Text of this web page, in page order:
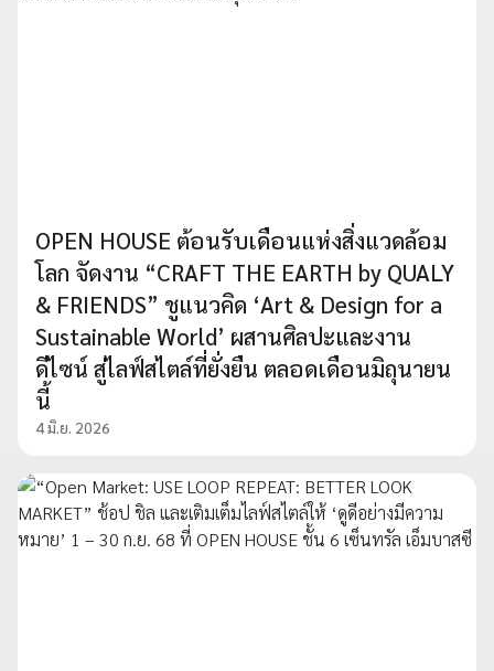
OPEN HOUSE ต้อนรับเดือนแห่งสิ่งแวดล้อม
โลก จัดงาน “CRAFT THE EARTH by QUALY
& FRIENDS” ชูแนวคิด ‘Art & Design for a
Sustainable World’ ผสานศิลปะและงาน
ดีไซน์ สู่ไลฟ์สไตล์ที่ยั่งยืน ตลอดเดือนมิถุนายน
นี้
4 มิ.ย. 2026